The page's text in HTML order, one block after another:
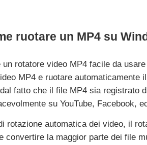
ruotare un MP4 su
un rotatore video MP4 facile da
MP4 e ruotare
fatto che il file MP4 sia registrato
su YouTube, Facebook,
rotazione automatica dei video, il
convertire la maggior parte dei file